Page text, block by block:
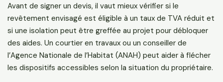
Avant de signer un devis, il vaut mieux vérifier si le
revêtement envisagé est éligible à un taux de TVA réduit et
si une isolation peut être greffée au projet pour débloquer
des aides. Un courtier en travaux ou un conseiller de
l’Agence Nationale de l’Habitat (ANAH) peut aider à flécher
les dispositifs accessibles selon la situation du propriétaire.